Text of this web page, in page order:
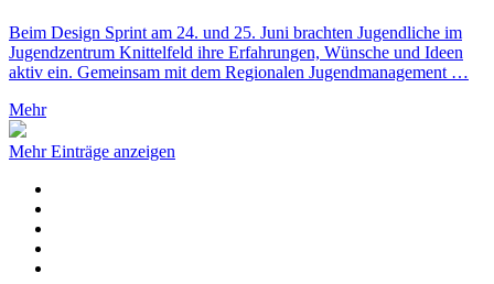
Beim Design Sprint am 24. und 25. Juni brachten Jugendliche im
Jugendzentrum Knittelfeld ihre Erfahrungen, Wünsche und Ideen
aktiv ein. Gemeinsam mit dem Regionalen Jugendmanagement …
Mehr
Mehr Einträge anzeigen